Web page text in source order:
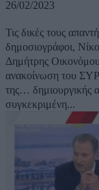
26/02/2023
Τις δικές τους
δημοσιογράφοι,
Δημήτρης Οικονόμου. Ο Νίκος Χατζηνικολάου έγραψε
ανακοίνωση του
της… δημιουργικής
συγκεκριμένη...